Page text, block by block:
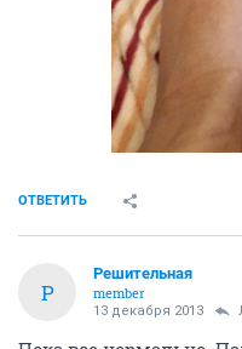
ОТВЕТИТЬ
Р
Решительная
member
13 декабря 2013